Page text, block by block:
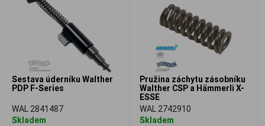
Sestava úderníku Walther
PDP F-Series
WAL 2841487
Skladem
Pružina záchytu zásobníku
Walther CSP a Hämmerli X-
ESSE
WAL 2742910
Skladem